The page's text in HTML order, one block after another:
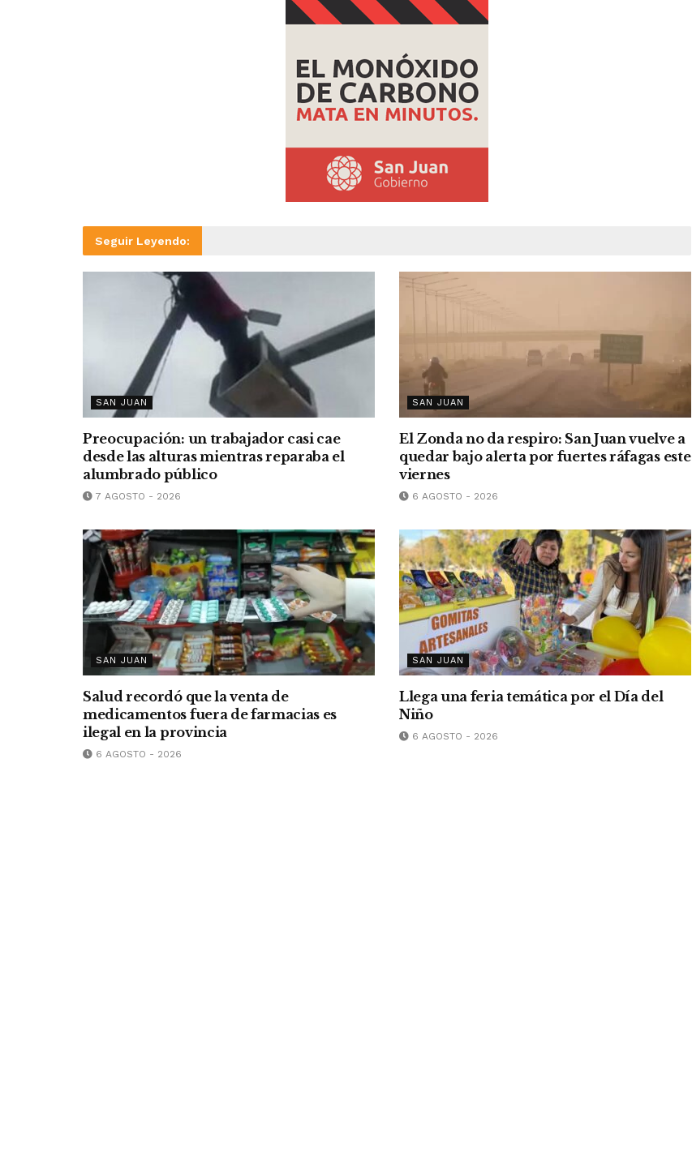
Seguir Leyendo:
SAN JUAN
Preocupación: un trabajador casi cae
desde las alturas mientras reparaba el
alumbrado público
7 AGOSTO - 2026
SAN JUAN
El Zonda no da respiro: San Juan vuelve a
quedar bajo alerta por fuertes ráfagas este
viernes
6 AGOSTO - 2026
SAN JUAN
Salud recordó que la venta de
medicamentos fuera de farmacias es
ilegal en la provincia
6 AGOSTO - 2026
SAN JUAN
Llega una feria temática por el Día del
Niño
6 AGOSTO - 2026